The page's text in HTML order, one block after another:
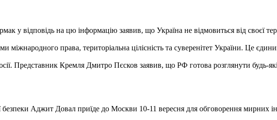
у відповідь на цю інформацію заявив, що Україна не відмовиться від своєї
міжнародного права, територіальна цілісність та суверенітет України. Це
Представник Кремля Дмитро Пєсков заявив, що РФ готова розглянути будь-які
безпеки Аджит Довал приїде до Москви 10-11 вересня для обговорення мирних